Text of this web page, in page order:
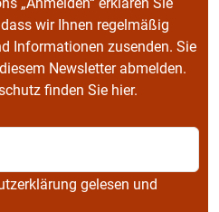
wir Ihnen regelmäßig
Informationen zusenden. Sie
Newsletter abmelden.
finden Sie hier.
gelesen und